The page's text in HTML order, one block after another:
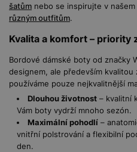
šatům nebo se inspirujte v
různým outfitům.
Kvalita a komfort – priority
Bordové dámské boty od značky
designem, ale především kvalitou
používáme pouze nejkvalitnější
Dlouhou životnost– kvalitní
Vám boty vydrží mnoho sezón.
Maximální pohodlí–
vnitřní polstrování a flexibilní
den.